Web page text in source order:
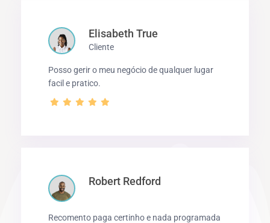
Elisabeth True
Cliente
Posso gerir o meu negócio de qualquer lugar
facil e pratico.
Robert Redford
Recomento paga certinho e nada programada